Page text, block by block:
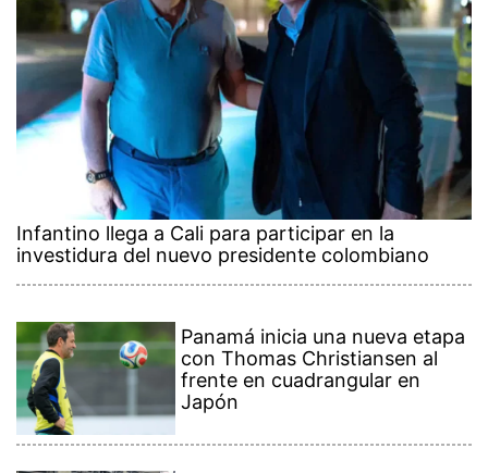
Infantino llega a Cali para participar en la
investidura del nuevo presidente colombiano
Panamá inicia una nueva etapa
con Thomas Christiansen al
frente en cuadrangular en
Japón